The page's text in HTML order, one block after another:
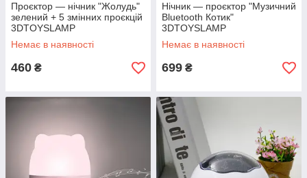
Проєктор — нічник "Жолудь"
зелений + 5 змінних проєкцій
3DTOYSLAMP
Немає в наявності
460 ₴
Нічник — проєктор "Музичний
Bluetooth Котик"
3DTOYSLAMP
Немає в наявності
699 ₴